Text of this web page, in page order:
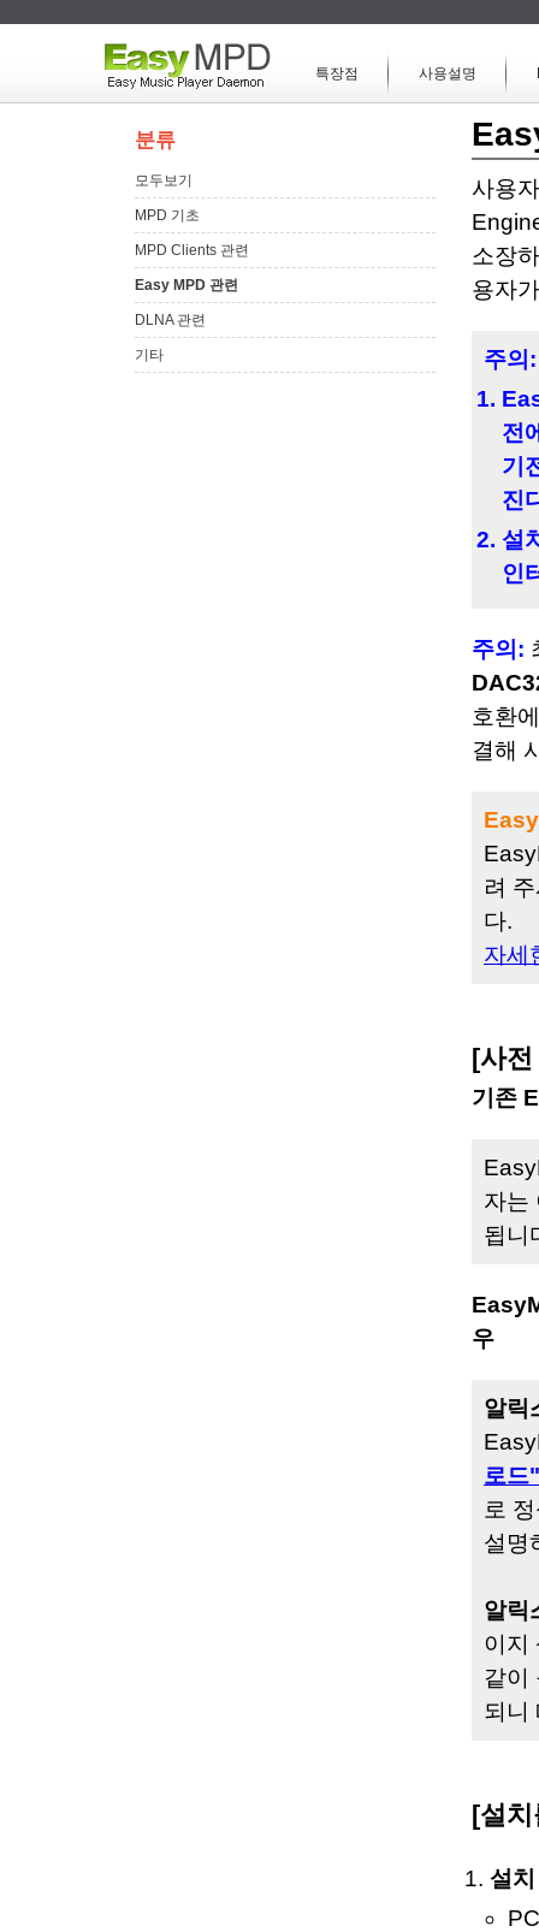
특장점 사용설명
사용
소장
용자
주의:
전
기
진
설
인
주의:
호환
결해
려
다.
자세
[사
기존
자는
됩니
우
알릭
로드"
로
설명
알릭
이지
같이
되니
[설
설
분류
모두보기
MPD 기초
MPD Clients 관련
Easy MPD 관련
DLNA 관련
기타